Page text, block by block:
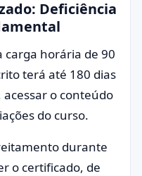
Deficiência
carga horária de 90
terá até 180 dias
o conteúdo
do curso.
durante
o certificado, de